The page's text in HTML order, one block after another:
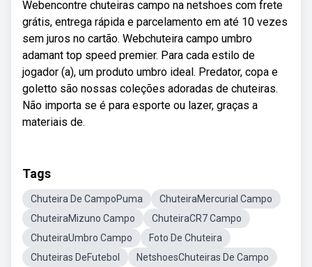
Webencontre chuteiras campo na netshoes com frete
grátis, entrega rápida e parcelamento em até 10 vezes
sem juros no cartão. Webchuteira campo umbro
adamant top speed premier. Para cada estilo de
jogador (a), um produto umbro ideal. Predator, copa e
goletto são nossas coleções adoradas de chuteiras.
Não importa se é para esporte ou lazer, graças a
materiais de.
Tags
Chuteira De CampoPuma
ChuteiraMercurial Campo
ChuteiraMizuno Campo
ChuteiraCR7 Campo
ChuteiraUmbro Campo
Foto De Chuteira
Chuteiras DeFutebol
NetshoesChuteiras De Campo